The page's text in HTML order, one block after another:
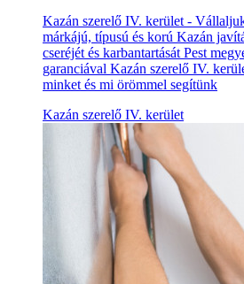
Kazán szerelő IV. kerület -
márkájú, típusú és korú Kazán
cseréjét és karbantartását Pest
garanciával Kazán szerelő IV.
minket és mi örömmel segítünk
Kazán szerelő IV. kerület